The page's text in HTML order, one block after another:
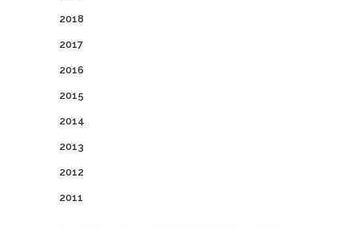
2018
2017
2016
2015
2014
2013
2012
2011